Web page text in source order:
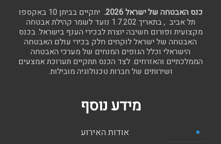
כנס האבטחה של ישראל 2026.
יתקיים בביתן 10 באקספו
תל אביב , בתאריך 1.7.202 נועד לשמר קהילת אבטחה
מקצועית ופורום חשיבה יוצרת לבכירי הענף בישראל. בכנס
האבטחה של ישראל לוקחים חלק בכירי עולם האבטחה
הישראלי וכלל הגופים המנחים של מערכי האבטחה
הממלכתיים והאזרחים. לצד הכנס תתקיים תערוכת אמצעים
ושירותים של חברות טכנולוגיה מובילות.
מידע נוסף
אודות האירוע